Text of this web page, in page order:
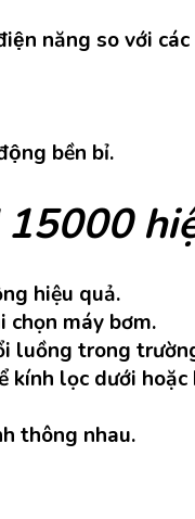
năng so với
bền bỉ.
hiệu quả.
chọn máy bơm.
luồng trong
kính lọc dưới
thông nhau.